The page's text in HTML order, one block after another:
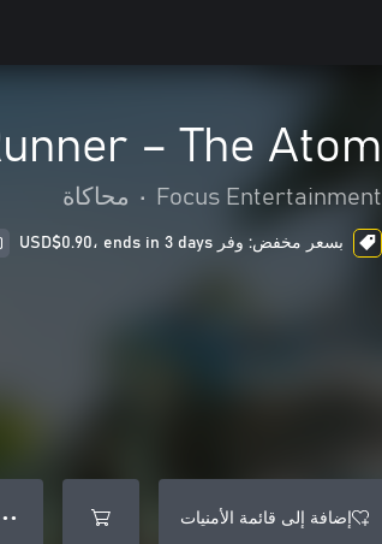
– The Atom
Focus Entertainment
• محاكاة
بسعر مخفض: وفر USD$0.90، ends in 3 days
إضافة إلى قائمة الأمنيات ● ●